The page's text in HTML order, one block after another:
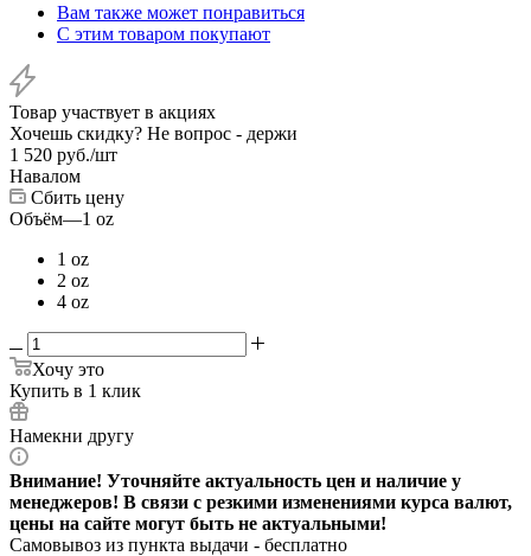
Вам также может понравиться
С этим товаром покупают
Товар участвует в акциях
Хочешь скидку? Не вопрос - держи
1 520 руб./шт
Навалом
Сбить цену
Объём—1 oz
1 oz
2 oz
4 oz
Хочу это
Купить в 1 клик
Намекни другу
Внимание! Уточняйте актуальность цен и наличие у
менеджеров! В связи с резкими изменениями курса валют,
цены на сайте могут быть не актуальными!
Самовывоз из пункта выдачи - бесплатно